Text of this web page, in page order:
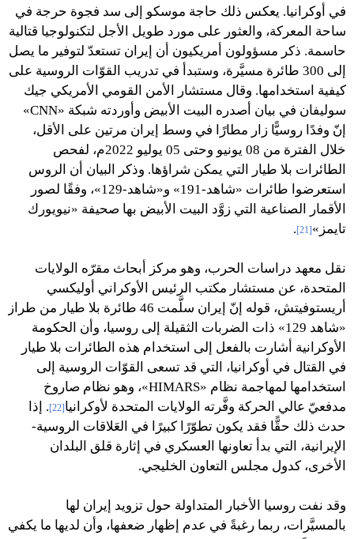
في أوكرانيا. يعكس ذلك حاجة موسكو إلى سد فجوة حرجة في
ساحة المعركة، والعثور على مورد طويل الأجل لتكنولوجيا قتالية
حاسمة. ذكر مسؤولون أمريكيون أن إيران تستعدّ لتوفير ما يصل
إلى 300 طائرة مسيَّرة، وستبدأ في تدريب القوّات الروسية على
كيفية استخدامها. وقال مستشار الأمن القومي الأمريكي جيك
سوليفان في بيان أصدره البيت الأبيض وأوردته شبكة «CNN»
إنّ وفدًا روسيًّا زار مطارًا في وسط إيران مرتين على الأقل،
خلال الفترة من 08 يونيو وحتى 05 يوليو 2022م، لفحص
الطائرات بلا طيار التي يمكن شراؤها. وذكر البيان أن الروس
استعرضوا طائرات «شاهد-191» و«شاهد-129»، وفقًا لصور
الأقمار الصناعية التي زوَّد البيت الأبيض بها صحيفة «نيويورك
تايمز»[21]
.
نقل معهد دراسات الحرب، وهو مركز أبحاث مقرّه الولايات
المتحدة، عن مستشار مكتب الرئيس الأوكراني أوليكسي
أريستوفيتش، قوله إنّ إيران سلَّمت 46 طائرة بلا طيار من طراز
«شاهد 129» ذات الضربات الثقيلة إلى روسيا، وأن الحكومة
الأوكرانية أشارت بالفعل إلى استخدام هذه الطائرات بلا طيار
في القتال في أوكرانيا، التي قد تسعى القوّات الروسية إلى
استخدامها لمهاجمة نظام «HIMARS»، وهو نظام صاروخ
مدفعيّ عالي الحركة وفَّرته الولايات المتحدة لأوكرانيا[22]
. إذا
حدث ذلك حقًّا فقد يكون تطوّرًا كبيرًا في العَلاقات الروسية-
الإيرانية، التي بدأ تعاونها العسكري في إثارة قلق البلدان
الأخرى، كدول مجلس التعاون الخليجي.
وقد نفت روسيا الأخبار المتداولة حول تزويد إيران لها
بالمسيَّرات، ربما رغبةً في عدم إظهار ضعفها، وأن لديها ما يكفي